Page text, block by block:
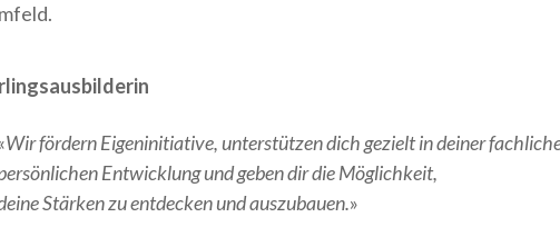
Wir fördern Eigeninitiative, unterstützen dich gezielt in deiner
Entwicklung und geben dir die Möglichkeit,
Stärken zu entdecken und auszubauen.»